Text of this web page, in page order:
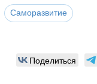
Саморазвитие
Поделиться